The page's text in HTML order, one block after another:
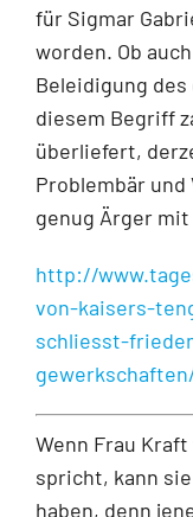
für Sigmar
worden. Ob
Beleidigung
diesem Begriff
überliefert,
Problembär und
genug Ärger
http://
von-kaisers-
schliesst-
Wenn Frau
spricht, kann
haben, denn